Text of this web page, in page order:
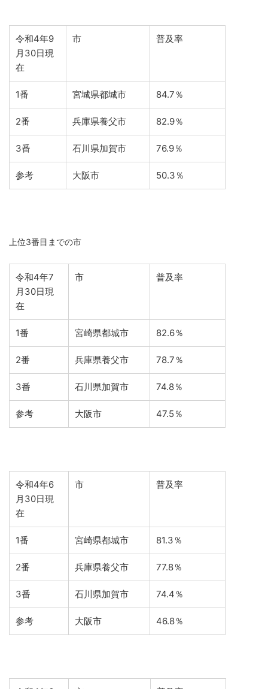
令和4年9
月30日現
在
市 普及率
1番 宮城県都城市 84.7％
2番 兵庫県養父市 82.9％
3番 石川県加賀市 76.9％
参考 大阪市 50.3％
上位3番目までの市
令和4年7
月30日現
在
市 普及率
1番 宮崎県都城市 82.6％
2番 兵庫県養父市 78.7％
3番 石川県加賀市 74.8％
参考 大阪市 47.5％
令和4年6
月30日現
在
市 普及率
1番 宮崎県都城市 81.3％
2番 兵庫県養父市 77.8％
3番 石川県加賀市 74.4％
参考 大阪市 46.8％